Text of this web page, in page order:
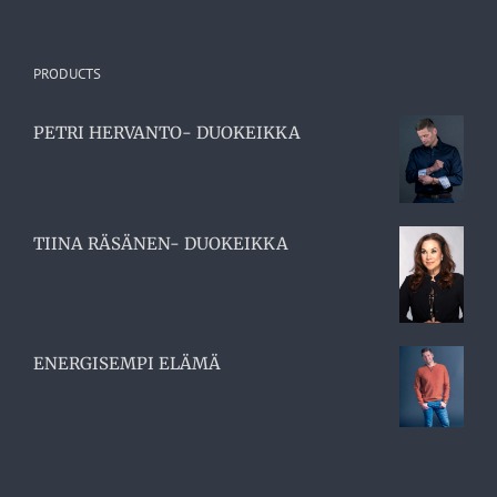
PRODUCTS
PETRI HERVANTO- DUOKEIKKA
TIINA RÄSÄNEN- DUOKEIKKA
ENERGISEMPI ELÄMÄ